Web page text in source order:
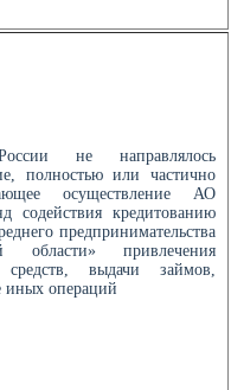
не направлялось
полностью или частично
осуществление АО
кредитованию
предпринимательства
области» привлечения
выдачи займов,
иных операций